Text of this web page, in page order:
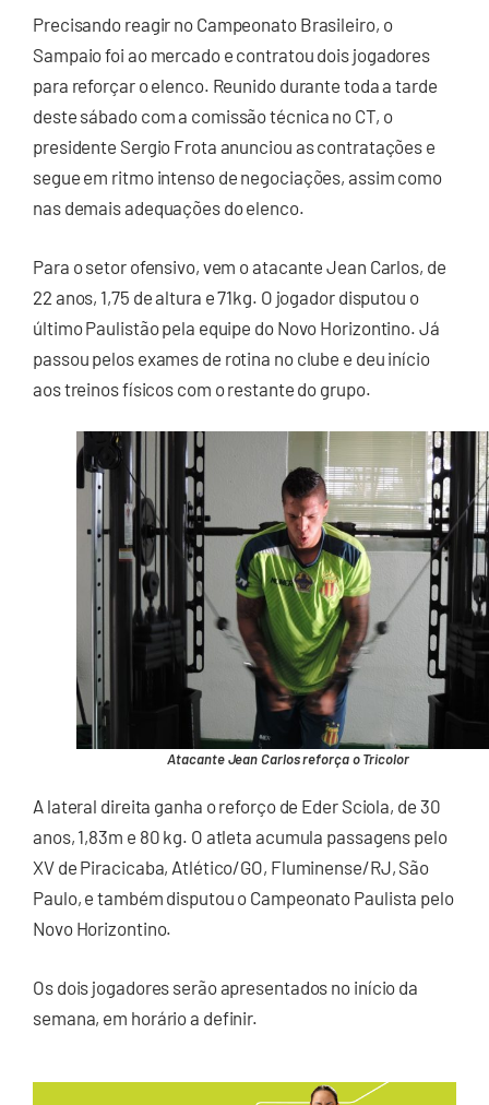
Precisando reagir no Campeonato Brasileiro, o
Sampaio foi ao mercado e contratou dois jogadores
para reforçar o elenco. Reunido durante toda a tarde
deste sábado com a comissão técnica no CT, o
presidente Sergio Frota anunciou as contratações e
segue em ritmo intenso de negociações, assim como
nas demais adequações do elenco.
Para o setor ofensivo, vem o atacante Jean Carlos, de
22 anos, 1,75 de altura e 71kg. O jogador disputou o
último Paulistão pela equipe do Novo Horizontino. Já
passou pelos exames de rotina no clube e deu início
aos treinos físicos com o restante do grupo.
Atacante Jean Carlos reforça o Tricolor
A lateral direita ganha o reforço de Eder Sciola, de 30
anos, 1,83m e 80 kg. O atleta acumula passagens pelo
XV de Piracicaba, Atlético/GO, Fluminense/RJ, São
Paulo, e também disputou o Campeonato Paulista pelo
Novo Horizontino.
Os dois jogadores serão apresentados no início da
semana, em horário a definir.